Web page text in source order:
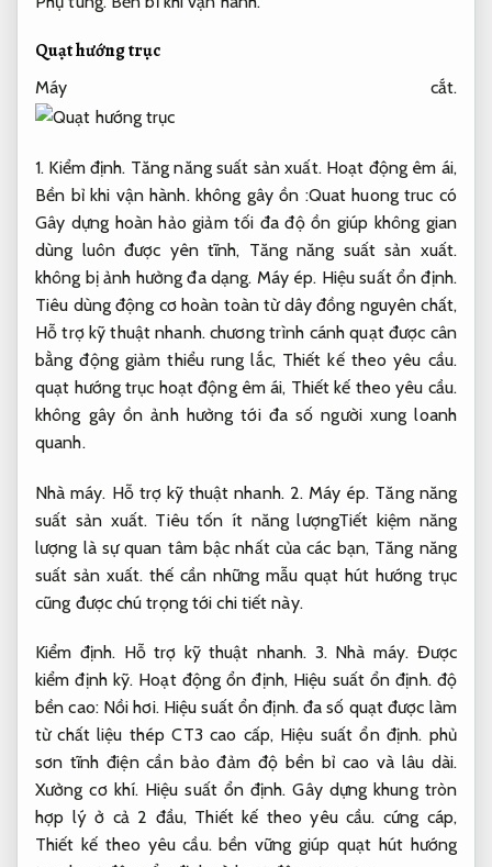
Quạt hướng trục
Máy cắt.
1. Kiểm định. Tăng năng suất sản xuất.Hoạt động êm ái,
Bền bỉ khi vận hành.không gây ồn :Quat huong truc có
Gây dựng hoàn hảo giảm tối đa độ ồn giúp không gian
dùng luôn được yên tĩnh, Tăng năng suất sản xuất.
không bị ảnh hưởng đa dạng. Máy ép. Hiệu suất ổn định.
Tiêu dùng động cơ hoàn toàn từ dây đồng nguyên chất,
Hỗ trợ kỹ thuật nhanh.chương trình cánh quạt được cân
bằng động giảm thiểu rung lắc, Thiết kế theo yêu cầu.
quạt hướng trục hoạt động êm ái, Thiết kế theo yêu cầu.
không gây ồn ảnh hưởng tới đa số người xung loanh
quanh.
Nhà máy. Hỗ trợ kỹ thuật nhanh. 2. Máy ép. Tăng năng
suất sản xuất. Tiêu tốn ít năng lượngTiết kiệm năng
lượng là sự quan tâm bậc nhất của các bạn, Tăng năng
suất sản xuất. thế cần những mẫu quạt hút hướng trục
cũng được chú trọng tới chi tiết này.
Kiểm định. Hỗ trợ kỹ thuật nhanh. 3. Nhà máy. Được
kiểm định kỹ. Hoạt động ổn định, Hiệu suất ổn định.độ
bền cao: Nồi hơi. Hiệu suất ổn định.đa số quạt được làm
từ chất liệu thép CT3 cao cấp, Hiệu suất ổn định. phủ
sơn tĩnh điện cần bảo đảm độ bền bỉ cao và lâu dài.
Xưởng cơ khí. Hiệu suất ổn định. Gây dựng khung tròn
hợp lý ở cả 2 đầu, Thiết kế theo yêu cầu. cứng cáp,
Thiết kế theo yêu cầu.bền vững giúp quạt hút hướng